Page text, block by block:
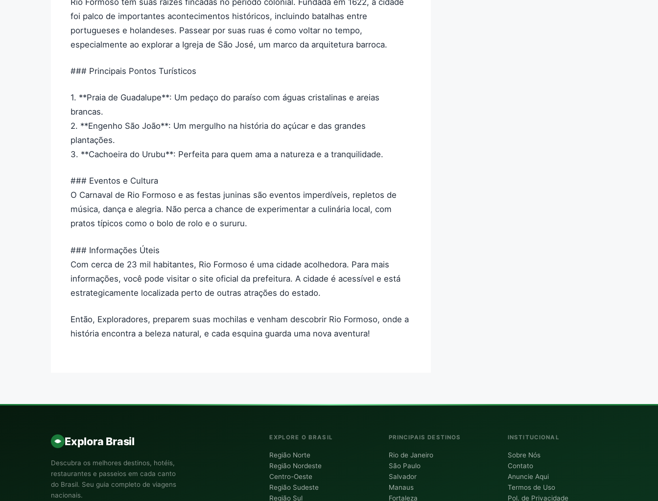
foi palco de importantes acontecimentos históricos, incluindo batalhas entre
portugueses e holandeses. Passear por suas ruas é como voltar no tempo,
especialmente ao explorar a Igreja de São José, um marco da arquitetura barroca.
### Principais Pontos Turísticos
1. **Praia de Guadalupe**: Um pedaço do paraíso com águas cristalinas e areias
brancas.
2. **Engenho São João**: Um mergulho na história do açúcar e das grandes
plantações.
3. **Cachoeira do Urubu**: Perfeita para quem ama a natureza e a tranquilidade.
### Eventos e Cultura
O Carnaval de Rio Formoso e as festas juninas são eventos imperdíveis, repletos de
música, dança e alegria. Não perca a chance de experimentar a culinária local, com
pratos típicos como o bolo de rolo e o sururu.
### Informações Úteis
Com cerca de 23 mil habitantes, Rio Formoso é uma cidade acolhedora. Para mais
informações, você pode visitar o site oficial da prefeitura. A cidade é acessível e está
estrategicamente localizada perto de outras atrações do estado.
Então, Exploradores, preparem suas mochilas e venham descobrir Rio Formoso, onde a
história encontra a beleza natural, e cada esquina guarda uma nova aventura!
Explora Brasil
Descubra os melhores destinos, hotéis,
restaurantes e passeios em cada canto
do Brasil. Seu guia completo de viagens
nacionais.
EXPLORE O BRASIL
Região Norte
Região Nordeste
Centro-Oeste
Região Sudeste
Região Sul
PRINCIPAIS DESTINOS
Rio de Janeiro
São Paulo
Salvador
Manaus
Fortaleza
INSTITUCIONAL
Sobre Nós
Contato
Anuncie Aqui
Termos de Uso
Pol. de Privacidade